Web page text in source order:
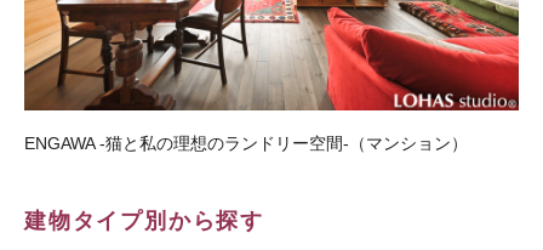
ENGAWA -猫と私の理想のランドリー空間-（マンション）
建物タイプ別から探す